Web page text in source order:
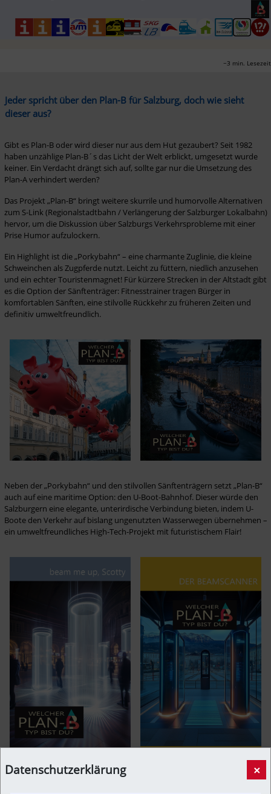
~3 min. Lesezeit
Jeder spricht über den Plan-B für Salzburg, doch wie sieht
dieser aus?
Gibt es Plan-B oder wird dieser nur aus dem Hut gezaubert? Seit 1982
haben unzählige Plan-B´s das Licht der Welt erblickt, umgesetzt wurde
keiner. Ein Verdacht drängt sich auf, sollte gar nur die Umsetzung des
Plan-A verhindert werden?
Das Projekt „Plan-B“ bringt weitere skurrile und humorvolle Alternativen
zum S-Link (Regionalstadtbahn / Verlängerung der Salzburger Lokalbahn)
hervor, um die Diskussion über Salzburgs Verkehrsprobleme mit einer
Prise Humor aufzulockern.
Ein Highlight ist die „Porkybahn“ – eine charmante Zuglinie, die kleine
Schweinchen als Zugpferde nutzt. Leicht zu füttern, niedlich anzusehen
und ein echter Touristenmagnet! Für kürzere Strecken in der Altstadt gibt
es die Option der Sänftenträger: Fitnesstrainer tragen Bürger in
komfortablen Sänften, eine stilvolle Rückkehr zu früheren Zeiten und
definitiv umweltfreundlich.
Neben der „Porkybahn“ und den stilvollen Sänftenträgern setzt „Plan-B“
auch auf eine maritime Option: den U-Boot-Bahnhof. Dieser würde den
Salzburgern eine elegante, unterirdische Verbindung bieten, indem U-
Boote den Verkehr auf bislang ungenutzten Wasserwegen übernehmen –
ein umweltfreundliches High-Tech-Projekt mit futuristischem Flair!
Datenschutzerklärung ×